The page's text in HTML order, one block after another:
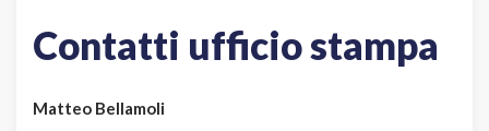
Contatti ufficio stampa
Matteo Bellamoli